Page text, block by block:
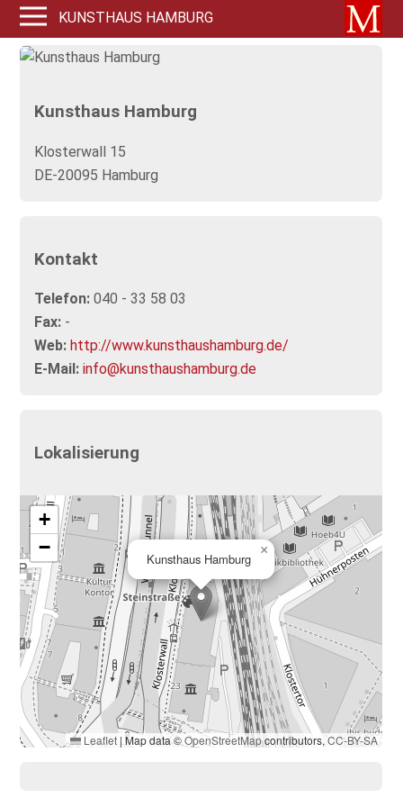
KUNSTHAUS HAMBURG
Kunsthaus Hamburg
Klosterwall 15
DE-20095 Hamburg
Kontakt
Telefon: 040 - 33 58 03
Fax: -
Web: http://www.kunsthaushamburg.de/
E-Mail: info@kunsthaushamburg.de
Lokalisierung
Kunsthaus Hamburg
×
+
−
Leaflet |Map data ©OpenStreetMapcontributors,CC-BY-SA